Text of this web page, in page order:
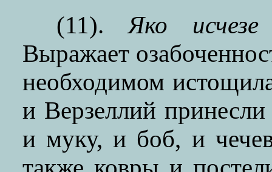
(11).Яко
Выражает
необходимом
и Верзеллий
и муку, и боб, и